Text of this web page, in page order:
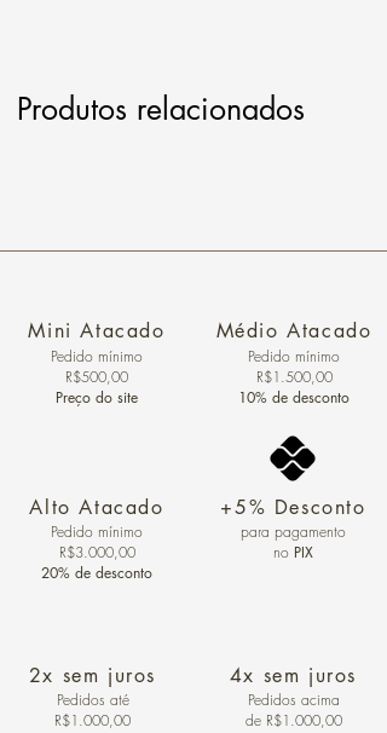
Produtos relacionados
Mini Atacado
Pedido ​mínimo
R$500,00
Preço do site
Alto Atacado
Pedido mínimo
R$3.000,00
20% de desconto
2x sem juros
Pedidos até
R$1.000,00
Médio Atacado
Pedido mínimo
R$1.500,00
10% de desconto
+5% Desconto
para pagamento
no PIX
4x sem juros
Pedidos acima
de R$1.000,00